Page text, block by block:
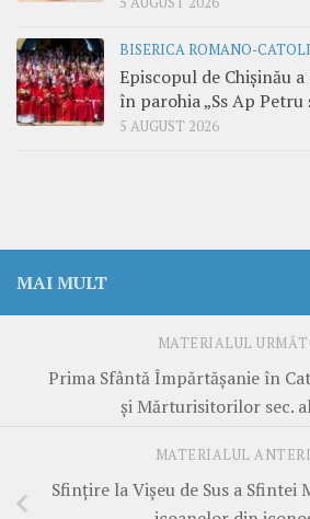
BISERICA ROMANO-
Episcopul de Chișinău
în parohia „Ss Ap
5 AUGUST 2026
MAI MULT
MATERIALUL
Prima Sfântă Împărtășanie în
și Mărturisitorilor sec.
MATERIALUL
Sfințire la Vișeu de Sus a Sfintei